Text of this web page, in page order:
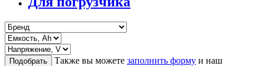
Подобрать Также вы можете заполнить форму и наш